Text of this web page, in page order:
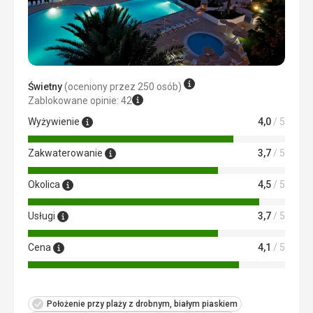
należy wymienić.
Wszystko jest w porządku.
Ta recenzja została automatycznie przetłumaczona za
pomocą Google Translate
Świetny(oceniony przez 250 osób)
Zablokowane opinie: 42
Wyżywienie
4,0 / 5
Zakwaterowanie 3,7 / 5
Okolica 4,5 / 5
Usługi 3,7 / 5
Cena 4,1 / 5
Położenie przy plaży z drobnym, białym piaskiem